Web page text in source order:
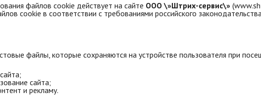
файлов cookie действует на сайте ООО \»Штрих-сервис\»
cookie в соответствии с требованиями российского
файлы, которые сохраняются на устройстве пользователя при
сайта;
и рекламу.